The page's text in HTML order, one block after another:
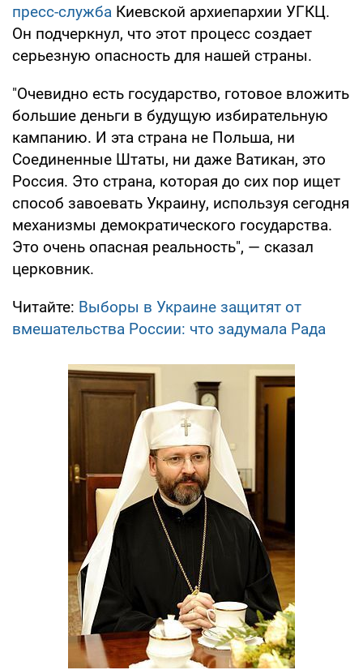
пресс-служба Киевской архиепархии УГКЦ.
Он подчеркнул, что этот процесс создает
серьезную опасность для нашей страны.
"Очевидно есть государство, готовое вложить
большие деньги в будущую избирательную
кампанию. И эта страна не Польша, ни
Соединенные Штаты, ни даже Ватикан, это
Россия. Это страна, которая до сих пор ищет
способ завоевать Украину, используя сегодня
механизмы демократического государства.
Это очень опасная реальность", — сказал
церковник.
Читайте: Выборы в Украине защитят от
вмешательства России: что задумала Рада